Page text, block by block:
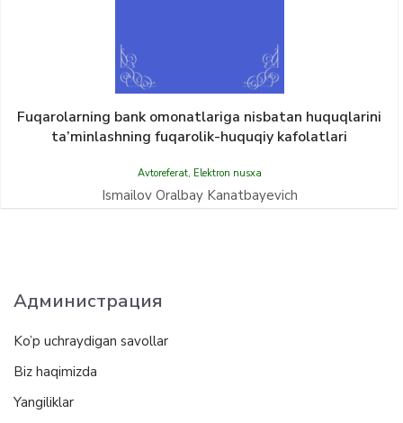
Fuqarolarning bank omonatlariga nisbatan huquqlarini
ta’minlashning fuqarolik-huquqiy kafolatlari
Avtoreferat, Elektron nusxa
Ismailov Oralbay Kanatbayevich
Администрация
Ko’p uchraydigan savollar
Biz haqimizda
Yangiliklar